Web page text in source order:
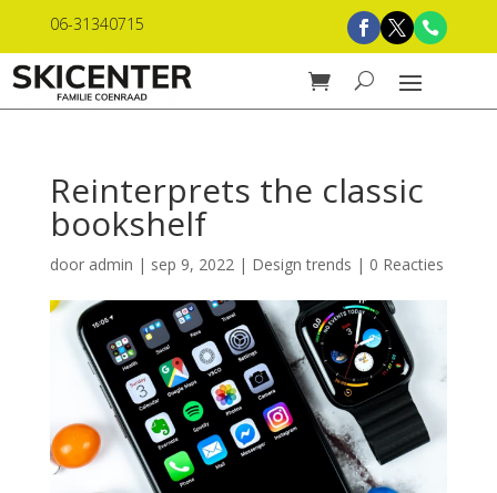
06-31340715
Reinterprets the classic
bookshelf
door admin | sep 9, 2022| Design trends | 0 Reacties